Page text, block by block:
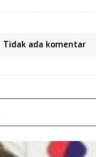
Tidak ada komentar